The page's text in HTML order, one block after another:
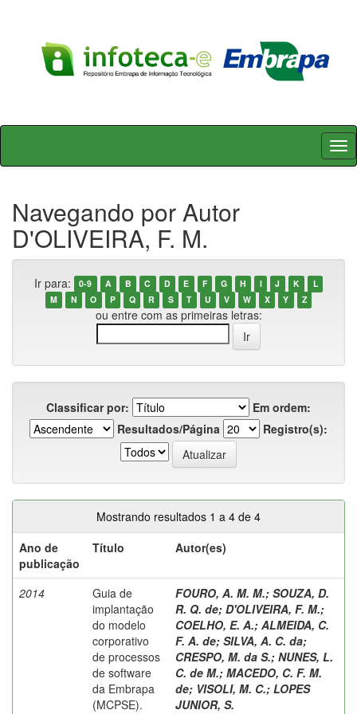
Skip
Navegando por Autor
D'OLIVEIRA, F. M.
Ir para: 0-9 A B C D E F G H I J K
L
M
N O P Q R S T U V W X Y Z
ou entre com as primeiras letras:
Classificar por:
Em ordem:
Resultados/Página
Registro(s):
Mostrando resultados 1 a 4 de 4
Ano de
publicação
Título Autor(es)
2014
Guia de
implantação
do modelo
corporativo
de processos
de software
da Embrapa
(MCPSE).
FOURO, A. M. M.; SOUZA, D.
R. Q. de; D'OLIVEIRA, F. M.;
COELHO, E. A.; ALMEIDA, C.
F. A. de; SILVA, A. C. da;
CRESPO, M. da S.; NUNES, L.
C. de M.; MACEDO, C. F. M.
de; VISOLI, M. C.; LOPES
JUNIOR, S.